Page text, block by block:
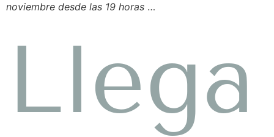
noviembre desde las 19 horas …
Llega